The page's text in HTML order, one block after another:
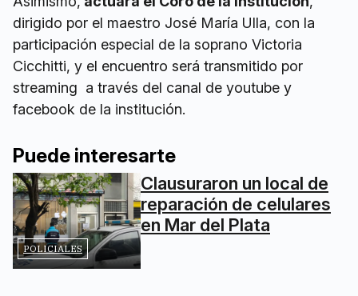
dirigido por el maestro José María Ulla, con la
participación especial de la soprano Victoria
Cicchitti, y el encuentro será transmitido por
streaming a través del canal de youtube y
facebook de la institución.
Puede interesarte
POLICIALES
Clausuraron un local de
reparación de celulares
en Mar del Plata